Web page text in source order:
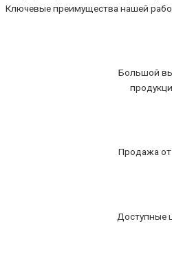
Ключевые преимущества нашей
Большой
Продажа от
Доступные